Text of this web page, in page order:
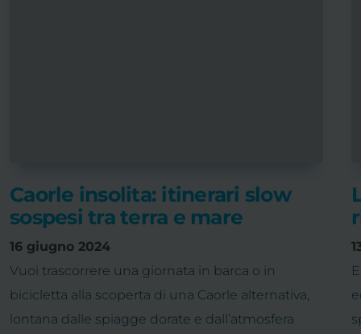
Caorle insolita: itinerari slow
sospesi tra terra e mare
16 giugno 2024
Vuoi trascorrere una giornata in barca o in
bicicletta alla scoperta di una Caorle alternativa,
lontana dalle spiagge dorate e dall’atmosfera